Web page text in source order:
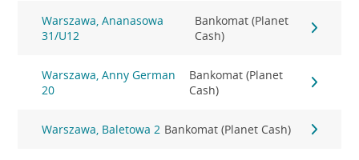
Warszawa, Ananasowa
31/U12
Bankomat (Planet
Cash)
Warszawa, Anny German
20
Bankomat (Planet
Cash)
Warszawa, Baletowa 2 Bankomat (Planet Cash)